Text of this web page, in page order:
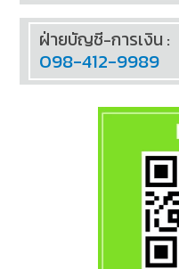
SOCIAL TALK:
FOLLOW US:
ฝ่ายบัญชี-การเงิน :
098-412-9989